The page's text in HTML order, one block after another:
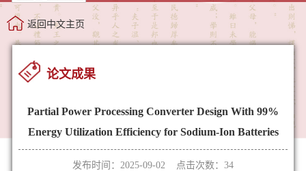
返回中文主页
论文成果
Partial Power Processing Converter Design With 99%
Energy Utilization Efficiency for Sodium-Ion Batteries
发布时间：2025-09-02 点击次数： 34